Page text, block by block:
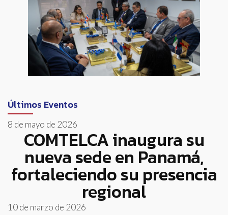
Últimos Eventos
8 de mayo de 2026
COMTELCA inaugura su
nueva sede en Panamá,
fortaleciendo su presencia
regional
10 de marzo de 2026